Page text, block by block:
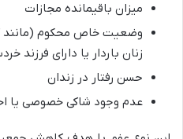
میزان باقیمانده مجازات
وضعیت خاص محکوم (مانند
زنان باردار یا دارای فرزند
حسن رفتار در زندان
عدم وجود شاکی خصوصی یا